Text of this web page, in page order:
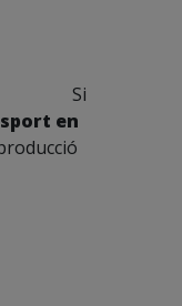
Si
en